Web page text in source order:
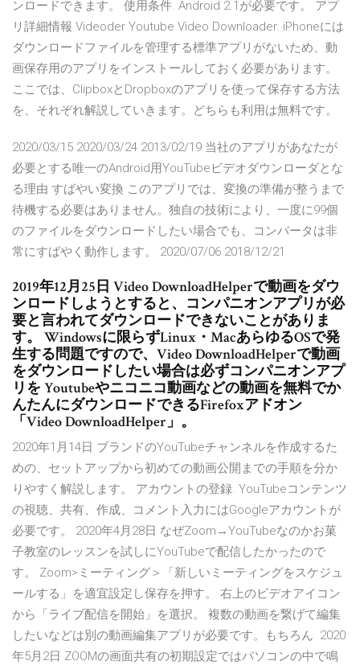
ンロードできます。 使用条件. Android 2.1が必要です。 アプ
リ詳細情報 Videoder Youtube Video Downloader. iPhoneには
ダウンロードファイルを管理する標準アプリがないため、動
画保存用のアプリをインストールしておく必要があります。
ここでは、ClipboxとDropboxのアプリを使って保存する方法
を、それぞれ解説していきます。どちらも利用は無料です。
2020/03/15 2020/03/24 2013/02/19 当社のアプリがあなたが
必要とする唯一のAndroid用YouTubeビデオダウンローダとな
る理由 すばやい変換 このアプリでは、変換の準備が整うまで
待機する必要はありません。独自の技術により、一度に99個
のファイルをダウンロードしたい場合でも、コンバータは非
常にすばやく動作します。 2020/07/06 2018/12/21
2019年12月25日 Video DownloadHelperで動画をダウ
ンロードしようとすると、コンパニオンアプリが必
要と言われてダウンロードできないことがありま
す。 Windowsに限らずLinux・MacあらゆるOSで発
生する問題ですので、Video DownloadHelperで動画
をダウンロードしたい場合は必ずコンパニオンアプ
リを Youtubeやニコニコ動画などの動画を無料でか
んたんにダウンロードできるFirefoxアドオン
「Video DownloadHelper」。
2020年1月14日 ブランドのYouTubeチャンネルを作成するた
めの、セットアップから初めての動画公開までの手順を分か
りやすく解説します。 アカウントの登録. YouTubeコンテンツ
の視聴、共有、作成、コメント入力にはGoogleアカウントが
必要です。 2020年4月28日 なぜZoom→YouTubeなのかお菓
子教室のレッスンを試しにYouTubeで配信したかったので
す。 Zoom>ミーティング＞「新しいミーティングをスケジュ
ールする」を適宜設定し保存を押す。 右上のビデオアイコン
から「ライブ配信を開始」を選択。 複数の動画を繋げて編集
したいなどは別の動画編集アプリが必要です。もちろん 2020
年5月2日 ZOOMの画面共有の初期設定ではパソコンの中で鳴